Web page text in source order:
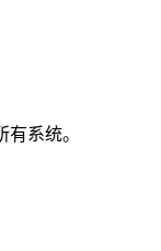
系统。